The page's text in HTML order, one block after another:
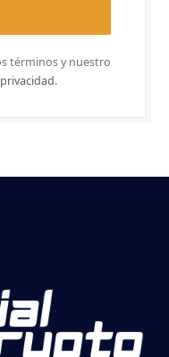
términos y nuestro
.